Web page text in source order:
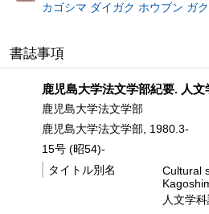
カゴシマ ダイガク ホウブン ガ
書誌事項
鹿児島大学法文学部紀要. 人文
鹿児島大学法文学部
鹿児島大学法文学部, 1980.3-
15号 (昭54)-
タイトル別名
Cultural
人文学